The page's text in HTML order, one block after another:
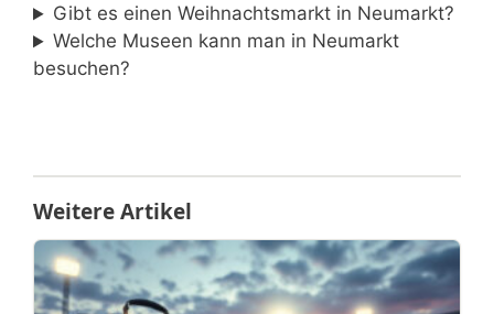
Gibt es einen Weihnachtsmarkt in Neumarkt?
Welche Museen kann man in Neumarkt
besuchen?
Weitere Artikel